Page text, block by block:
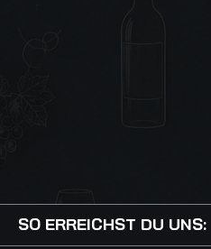
SO ERREICHST DU UNS: